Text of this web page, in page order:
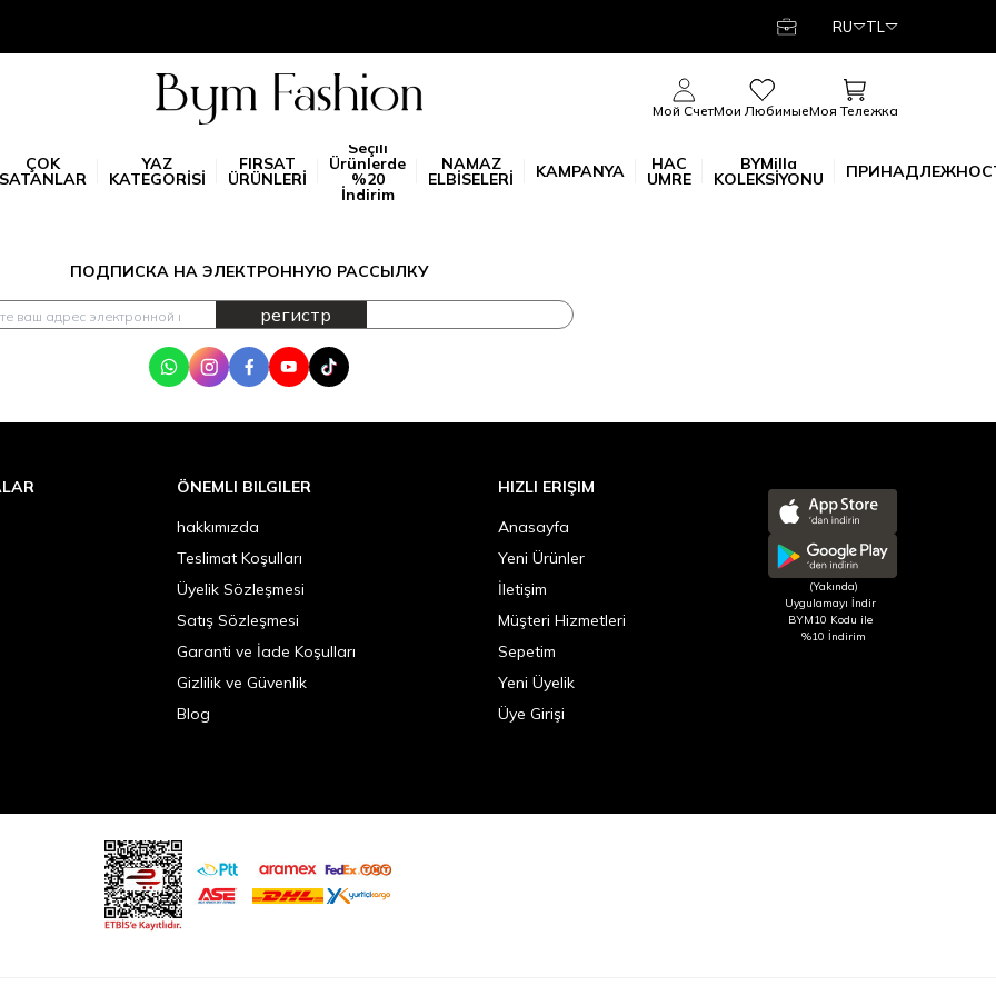
RU TL
Мой СчетМои ЛюбимыеМоя Тележка
ÇOK
SATANLAR
YAZ
KATEGORİSİ
FIRSAT
ÜRÜNLERİ
Seçili
Ürünlerde
%20
İndirim
NAMAZ
ELBİSELERİ KAMPANYA HAC
UMRE
BYMilla
KOLEKSİYONU
ПОДПИСКА НА ЭЛЕКТРОННУЮ РАССЫЛКУ
регистр
WhatsAppInstagramFacebookYoutubeTik Tok
ÖNEMLI BILGILER
hakkımızda
Teslimat Koşulları
Üyelik Sözleşmesi
Satış Sözleşmesi
Garanti ve İade Koşulları
Gizlilik ve Güvenlik
Blog
HIZLI ERIŞIM
Anasayfa
Yeni Ürünler
İletişim
Müşteri Hizmetleri
Sepetim
Yeni Üyelik
Üye Girişi
(Yakında)
Uygulamayı İndir
BYM10 Kodu ile
%10 İndirim